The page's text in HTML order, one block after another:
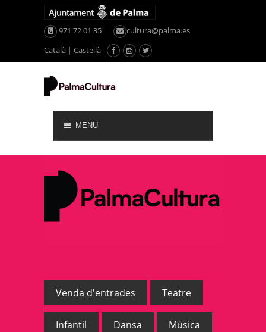
971 72 01 35
cultura@palma.es
Català | Castellà
MENU
Venda d'entrades Teatre
Infantil Dansa Música